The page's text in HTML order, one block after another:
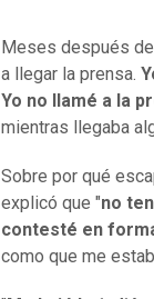
Meses después
a llegar la prensa.
Yo no llamé a la
mientras llegaba
Sobre por qué
explicó que "no
contesté en
como que me